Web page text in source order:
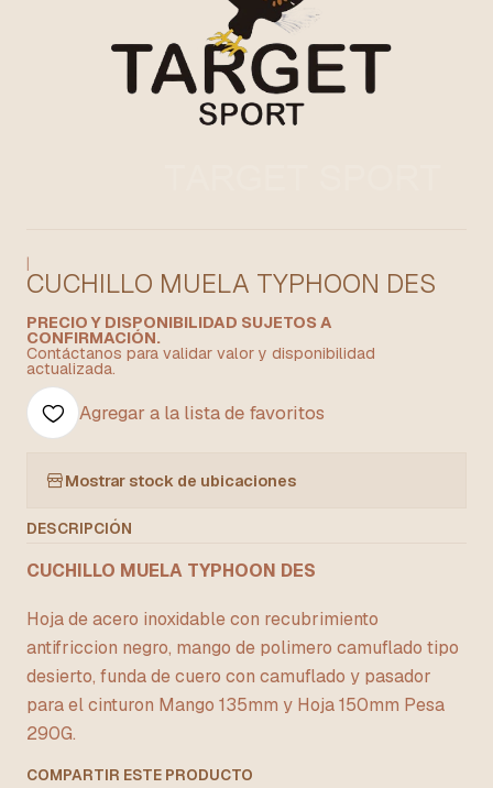
|
CUCHILLO MUELA TYPHOON DES
PRECIO Y DISPONIBILIDAD SUJETOS A
CONFIRMACIÓN.
Contáctanos para validar valor y disponibilidad
actualizada.
Agregar a la lista de favoritos
Mostrar stock de ubicaciones
DESCRIPCIÓN
CUCHILLO MUELA TYPHOON DES
Hoja de acero inoxidable con recubrimiento
antifriccion negro, mango de polimero camuflado tipo
desierto, funda de cuero con camuflado y pasador
para el cinturon Mango 135mm y Hoja 150mm Pesa
290G.
COMPARTIR ESTE PRODUCTO